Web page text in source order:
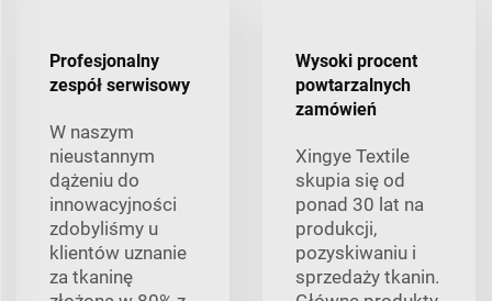
Profesjonalny
zespół serwisowy
W naszym
nieustannym
dążeniu do
innowacyjności
zdobyliśmy u
klientów uznanie
za tkaninę
Wysoki procent
powtarzalnych
zamówień
Xingye Textile
skupia się od
ponad 30 lat na
produkcji,
pozyskiwaniu i
sprzedaży tkanin.